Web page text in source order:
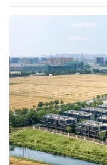
关于投稿
广告投放
关于我们
联系我们